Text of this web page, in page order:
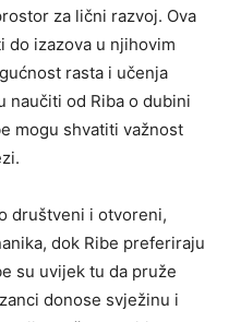
za lični razvoj. Ova
do izazova u njihovim
rasta i učenja
naučiti od Riba o dubini
mogu shvatiti važnost
društveni i otvoreni,
dok Ribe preferiraju
su uvijek tu da pruže
donose svježinu i